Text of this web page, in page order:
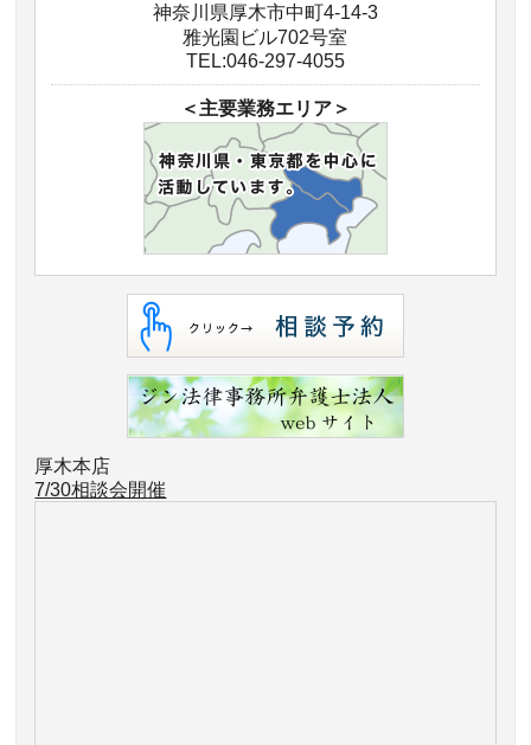
神奈川県厚木市中町4-14-3
雅光園ビル702号室
TEL:046-297-4055
＜主要業務エリア＞
厚木本店
7/30相談会開催